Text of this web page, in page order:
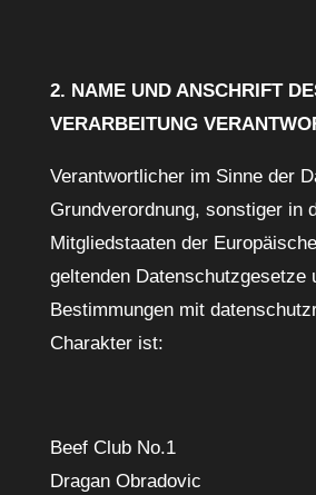
2. NAME UND ANSCHRIFT
VERARBEITUNG
Verantwortlicher im Sinne der
Grundverordnung, sonstiger in
Mitgliedstaaten der
geltenden Datenschutzgesetze
Bestimmungen mit
Charakter ist:
Beef Club No.1
Dragan Obradovic